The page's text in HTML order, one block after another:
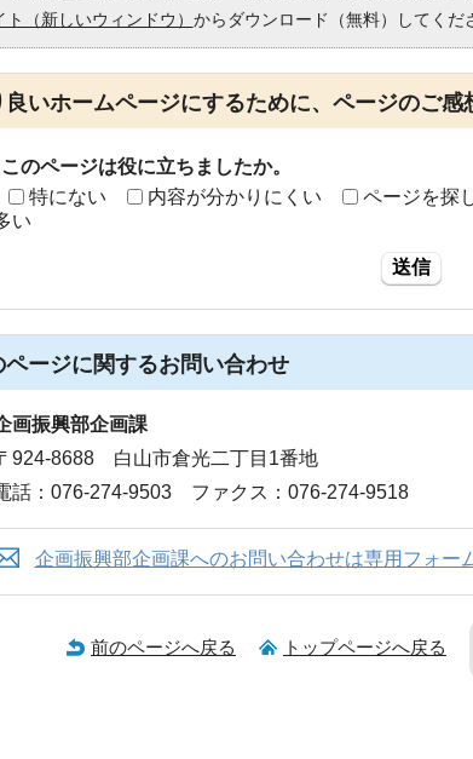
ト（新しいウィンドウ） からダウンロード（無料）してくだ
良いホームページにするために、ページのご感
このページは役に立ちましたか。
特にない
内容が分かりにくい ページを探
い
送信
ページに関するお問い合わせ
画振興部企画課
924-8688 白山市倉光二丁目1番地
話：076-274-9503 ファクス：076-274-9518
企画振興部企画課へのお問い合わせは専用フォー
前のページへ戻る トップページへ戻る